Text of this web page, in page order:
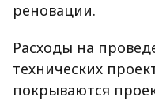
реновации.
Расходы на
технических
покрываются